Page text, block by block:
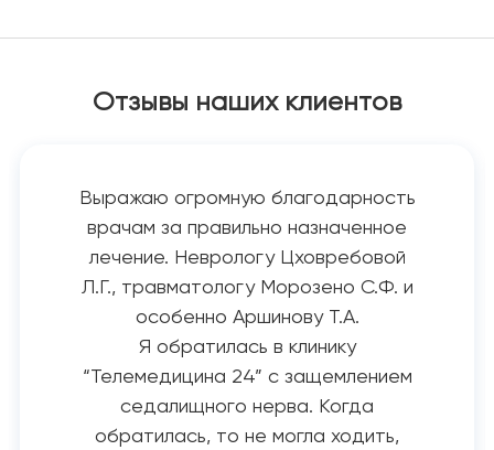
Отзывы наших клиентов
Выражаю огромную благодарность
врачам за правильно назначенное
лечение. Неврологу Цховребовой
Л.Г., травматологу Морозено С.Ф. и
особенно Аршинову Т.А.
Я обратилась в клинику
“Телемедицина 24” с защемлением
седалищного нерва. Когда
обратилась, то не могла ходить,